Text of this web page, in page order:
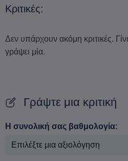
Κριτικές:
Δεν υπάρχουν ακόμη κριτικές.
γράψει μία.
Γράψτε μια κριτική
Η συνολική σας βαθμολογία: